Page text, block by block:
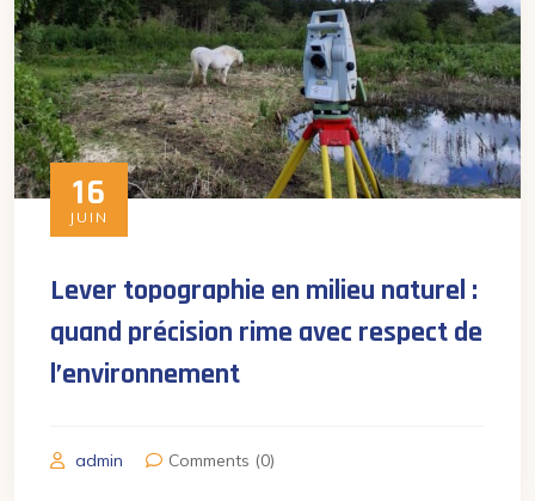
16
JUIN
Lever topographie en milieu naturel :
quand précision rime avec respect de
l’environnement
admin Comments (0)